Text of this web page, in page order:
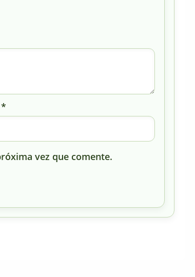
*
vez que comente.